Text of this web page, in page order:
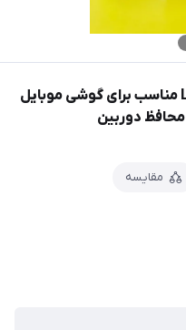
کاور طرح استند پنجره ای مدل LGD مناسب برای گوشی موبایل
مقایسه